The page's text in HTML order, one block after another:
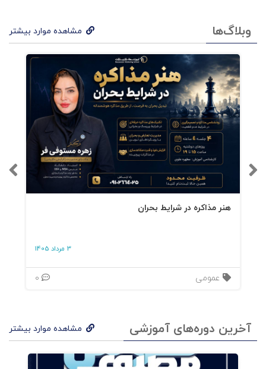
اگر به پول یا توجه نیاز نداشتید، چه می‌شد؟
لزومی ندارد بومی باشیدا
قداماتمان ارزش‌های واقعی ما را آشکار می‌کنند، نه
حرف‌هایمان
عنوانتان را حفظ کنید، وگرنه منقضی می‌شود
دلیل کاری که انجام می‌دهید چیست؟
دوست داشتن چیزی که قبلاً از آن متنفر بودم تو
شخصیت شما، آینده‌تان را پیش‌بینی می‌کند
وبلاگ‌ها مشاهده موارد بیشتر
هنر مذاکره در شرایط بحران
3 مرداد 1405
عمومی
آخرین دوره‌های آموزشی مشاهده موارد بیشتر